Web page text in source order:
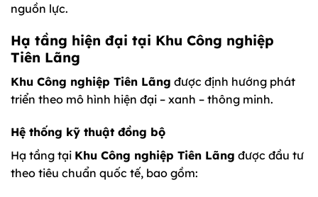
nguồn lực.
Hạ tầng hiện đại tại Khu Công nghiệp
Tiên Lãng
Khu Công nghiệp Tiên Lãng được định hướng phát
triển theo mô hình hiện đại – xanh – thông minh.
Hệ thống kỹ thuật đồng bộ
Hạ tầng tại Khu Công nghiệp Tiên Lãng được đầu tư
theo tiêu chuẩn quốc tế, bao gồm: